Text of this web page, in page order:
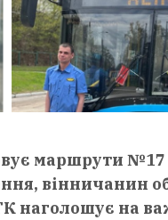
маршрути
вінничанин
наголошує на